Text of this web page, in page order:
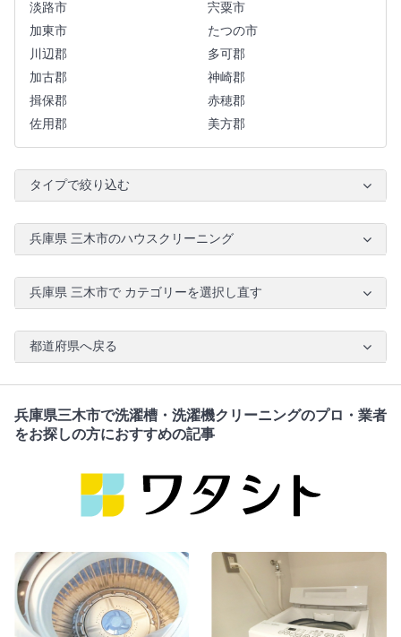
淡路市
宍粟市
加東市
たつの市
川辺郡
多可郡
加古郡
神崎郡
揖保郡
赤穂郡
佐用郡
美方郡
タイプで絞り込む
兵庫県 三木市のハウスクリーニング
兵庫県 三木市で カテゴリーを選択し直す
都道府県へ戻る
兵庫県三木市で洗濯槽・洗濯機クリーニングのプロ・業者
をお探しの方におすすめの記事